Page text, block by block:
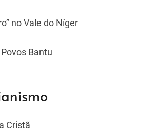
no Vale do Níger
Bantu
Cristã